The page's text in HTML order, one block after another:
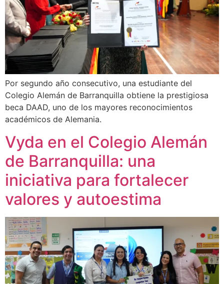
Por segundo año consecutivo, una estudiante del
Colegio Alemán de Barranquilla obtiene la prestigiosa
beca DAAD, uno de los mayores reconocimientos
académicos de Alemania.
Vyda en el Colegio Alemán
de Barranquilla: una
iniciativa para fortalecer
valores y autoestima​